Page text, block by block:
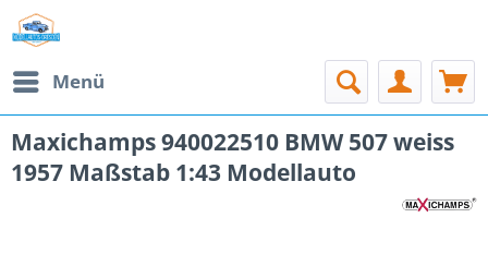
Menü
Maxichamps 940022510 BMW 507 weiss
1957 Maßstab 1:43 Modellauto